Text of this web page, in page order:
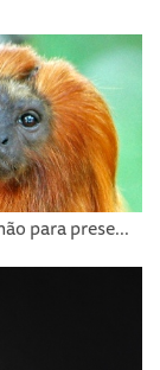
para prese...